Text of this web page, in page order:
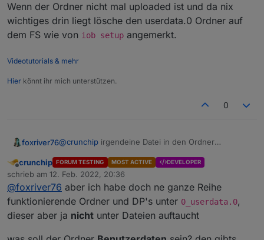
oder file als objects db.
Wenn der Ordner nicht mal uploaded ist und da nix
wichtiges drin liegt lösche den userdata.0 Ordner auf
dem FS wie von iob setup angemerkt.
Videotutorials & mehr
Hier könnt ihr mich unterstützen.
0
foxriver76@crunchip irgendeine Datei in den Ordner
korrespondierende Ordner erstellt wird.
Wenn der Ordner nicht mal uploaded ist und da nix
wichtiges drin liegt lösche den userdata.0 Ordner
auf dem FS wie voniob setupangemerkt.
Offline
crunchip FORUM TESTING MOST ACTIVE DEVELOPER
schrieb am 12. Feb. 2022, 20:36
zuletzt editiert von
@foxriver76 aber ich habe doch ne ganze Reihe
funktionierende Ordner und DP's unter 0_userdata.0,
dieser aber ja nicht unter Dateien auftaucht